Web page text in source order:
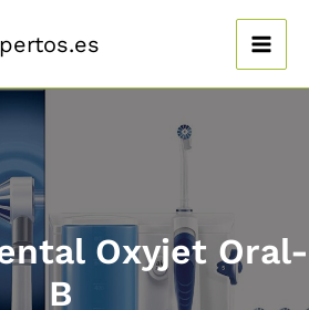
Oxyjet Oral-
B